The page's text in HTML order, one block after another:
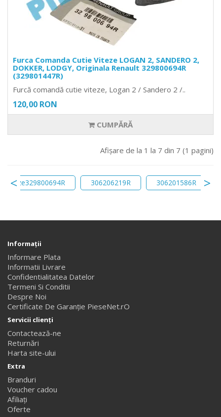
Furca Comanda Cutie Viteze LOGAN 2, SANDERO 2,
DOKKER, LODGY, Originala Renault 329800694R
(329801447R)
Furcă comandă cutie viteze, Logan 2 / Sandero 2 /..
120,00 RON
CUMPĂRĂ
Afişare de la 1 la 7 din 7 (1 pagini)
viteze329800694R 306206219R 306201586R
Informaţii
Informare Plata
Informatii Livrare
Confidentialitatea Datelor
Termeni Si Conditii
Despre Noi
Certificate De Garanție PieseNet.rO
Servicii clienţi
Contactează-ne
Returnări
Harta site-ului
Extra
Branduri
Voucher cadou
Afiliaţi
Oferte